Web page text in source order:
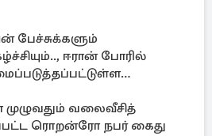
பேச்சுக்களும்
ஈரான் போரில்
முழுவதும் வலைவீசித்
ரொறன்ரோ நபர் கைது